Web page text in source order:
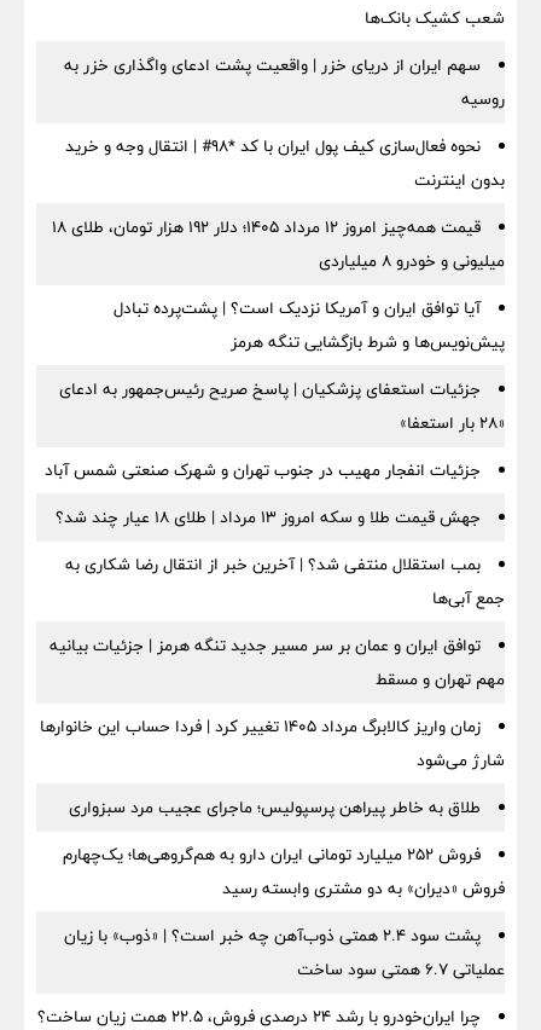
شعب کشیک بانک‌ها
سهم ایران از دریای خزر | واقعیت پشت ادعای واگذاری خزر به
روسیه
نحوه فعال‌سازی کیف پول ایران با کد *98# | انتقال وجه و خرید
بدون اینترنت
قیمت همه‌چیز امروز ۱۲ مرداد ۱۴۰۵؛ دلار ۱۹۲ هزار تومان، طلای ۱۸
میلیونی و خودرو ۸ میلیاردی
آیا توافق ایران و آمریکا نزدیک است؟ | پشت‌پرده تبادل
پیش‌نویس‌ها و شرط بازگشایی تنگه هرمز
جزئیات استعفای پزشکیان | پاسخ صریح رئیس‌جمهور به ادعای
«۲۸ بار استعفا»
جزئیات انفجار مهیب در جنوب تهران و شهرک صنعتی شمس آباد
جهش قیمت طلا و سکه امروز ۱۳ مرداد | طلای ۱۸ عیار چند شد؟
بمب استقلال منتفی شد؟ | آخرین خبر از انتقال رضا شکاری به
جمع آبی‌ها
توافق ایران و عمان بر سر مسیر جدید تنگه هرمز | جزئیات بیانیه
مهم تهران و مسقط
زمان واریز کالابرگ مرداد ۱۴۰۵ تغییر کرد | فردا حساب این خانوارها
شارژ می‌شود
طلاق به خاطر پیراهن پرسپولیس؛ ماجرای عجیب مرد سبزواری
فروش ۲۵۲ میلیارد تومانی ایران دارو به هم‌گروهی‌ها؛ یک‌چهارم
فروش «دیران» به دو مشتری وابسته رسید
پشت سود ۲.۴ همتی ذوب‌آهن چه خبر است؟ | «ذوب» با زیان
عملیاتی ۶.۷ همتی سود ساخت
چرا ایران‌خودرو با رشد ۲۴ درصدی فروش، ۲۲.۵ همت زیان ساخت؟